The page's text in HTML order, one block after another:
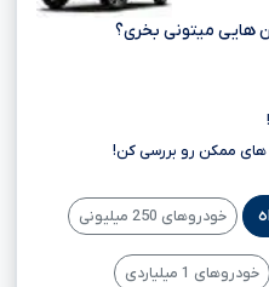
هایی میتونی بخری؟
های ممکن رو بررسی کن!
خودروهای 250 میلیونی
خودروهای 1 میلیاردی